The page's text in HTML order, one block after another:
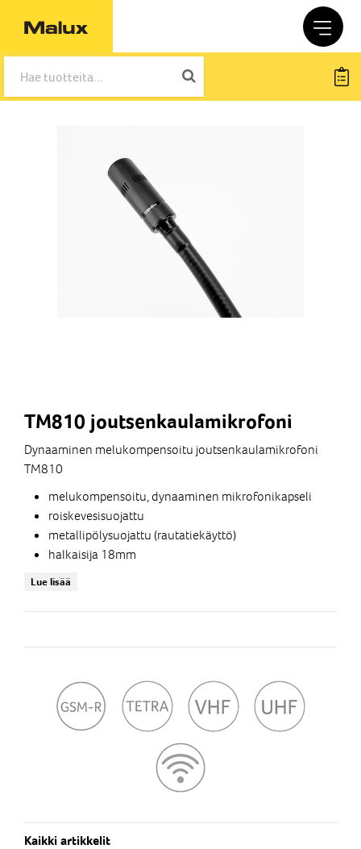
TM810 joutsenkaulamikrofoni
Dynaaminen melukompensoitu joutsenkaulamikrofoni
TM810
melukompensoitu, dynaaminen mikrofonikapseli
roiskevesisuojattu
metallipölysuojattu (rautatiekäyttö)
halkaisija 18mm
Lue lisää
Kaikki artikkelit